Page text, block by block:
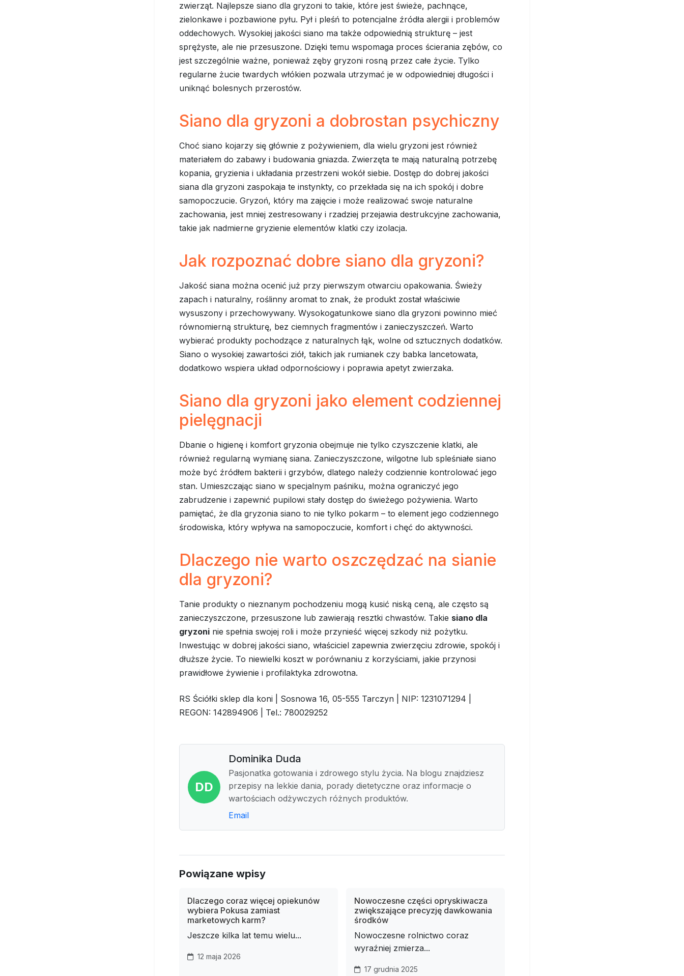
zwierząt. Najlepsze siano dla gryzoni to takie, które jest świeże, pachnące,
zielonkawe i pozbawione pyłu. Pył i pleśń to potencjalne źródła alergii i problemów
oddechowych. Wysokiej jakości siano ma także odpowiednią strukturę – jest
sprężyste, ale nie przesuszone. Dzięki temu wspomaga proces ścierania zębów, co
jest szczególnie ważne, ponieważ zęby gryzoni rosną przez całe życie. Tylko
regularne żucie twardych włókien pozwala utrzymać je w odpowiedniej długości i
uniknąć bolesnych przerostów.
Siano dla gryzoni a dobrostan psychiczny
Choć siano kojarzy się głównie z pożywieniem, dla wielu gryzoni jest również
materiałem do zabawy i budowania gniazda. Zwierzęta te mają naturalną potrzebę
kopania, gryzienia i układania przestrzeni wokół siebie. Dostęp do dobrej jakości
siana dla gryzoni zaspokaja te instynkty, co przekłada się na ich spokój i dobre
samopoczucie. Gryzoń, który ma zajęcie i może realizować swoje naturalne
zachowania, jest mniej zestresowany i rzadziej przejawia destrukcyjne zachowania,
takie jak nadmierne gryzienie elementów klatki czy izolacja.
Jak rozpoznać dobre siano dla gryzoni?
Jakość siana można ocenić już przy pierwszym otwarciu opakowania. Świeży
zapach i naturalny, roślinny aromat to znak, że produkt został właściwie
wysuszony i przechowywany. Wysokogatunkowe siano dla gryzoni powinno mieć
równomierną strukturę, bez ciemnych fragmentów i zanieczyszczeń. Warto
wybierać produkty pochodzące z naturalnych łąk, wolne od sztucznych dodatków.
Siano o wysokiej zawartości ziół, takich jak rumianek czy babka lancetowata,
dodatkowo wspiera układ odpornościowy i poprawia apetyt zwierzaka.
Siano dla gryzoni jako element codziennej
pielęgnacji
Dbanie o higienę i komfort gryzonia obejmuje nie tylko czyszczenie klatki, ale
również regularną wymianę siana. Zanieczyszczone, wilgotne lub spleśniałe siano
może być źródłem bakterii i grzybów, dlatego należy codziennie kontrolować jego
stan. Umieszczając siano w specjalnym paśniku, można ograniczyć jego
zabrudzenie i zapewnić pupilowi stały dostęp do świeżego pożywienia. Warto
pamiętać, że dla gryzonia siano to nie tylko pokarm – to element jego codziennego
środowiska, który wpływa na samopoczucie, komfort i chęć do aktywności.
Dlaczego nie warto oszczędzać na sianie
dla gryzoni?
Tanie produkty o nieznanym pochodzeniu mogą kusić niską ceną, ale często są
zanieczyszczone, przesuszone lub zawierają resztki chwastów. Takie siano dla
gryzoni nie spełnia swojej roli i może przynieść więcej szkody niż pożytku.
Inwestując w dobrej jakości siano, właściciel zapewnia zwierzęciu zdrowie, spokój i
dłuższe życie. To niewielki koszt w porównaniu z korzyściami, jakie przynosi
prawidłowe żywienie i profilaktyka zdrowotna.
RS Ściółki sklep dla koni | Sosnowa 16, 05-555 Tarczyn | NIP: 1231071294 |
REGON: 142894906 | Tel.: 780029252
DD
Dominika Duda
Pasjonatka gotowania i zdrowego stylu życia. Na blogu znajdziesz
przepisy na lekkie dania, porady dietetyczne oraz informacje o
wartościach odżywczych różnych produktów.
Email
Powiązane wpisy
Dlaczego coraz więcej opiekunów
wybiera Pokusa zamiast
marketowych karm?
Jeszcze kilka lat temu wielu...
12 maja 2026
Nowoczesne części opryskiwacza
zwiększające precyzję dawkowania
środków
Nowoczesne rolnictwo coraz
wyraźniej zmierza...
17 grudnia 2025